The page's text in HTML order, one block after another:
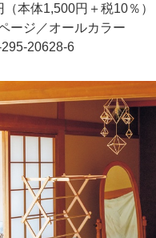
本体1,500円＋税10％）
ージ／オールカラー
295-20628-6